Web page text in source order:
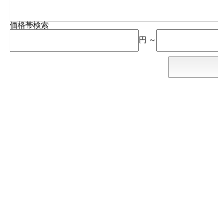
価格帯検索
円 ～